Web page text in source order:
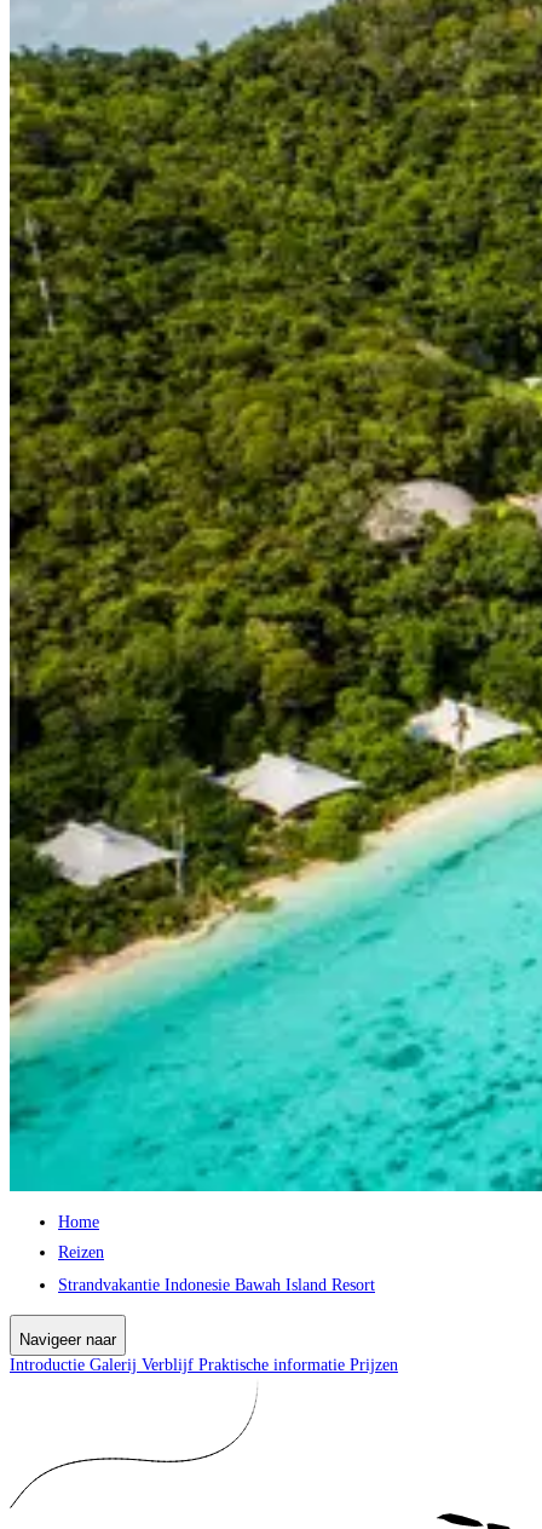
Home
Reizen
Strandvakantie Indonesie Bawah Island Resort
Navigeer naar
Introductie Galerij Verblijf Praktische informatie Prijzen